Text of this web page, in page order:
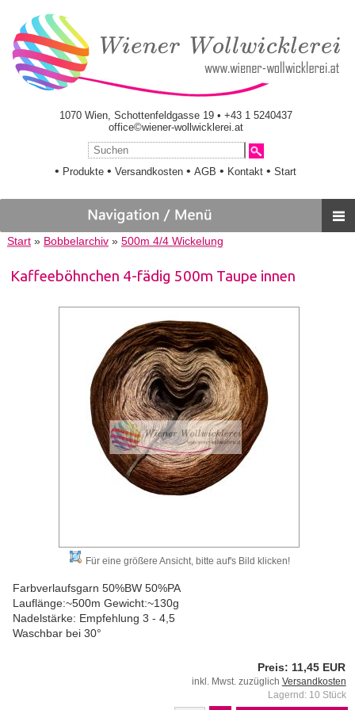
1070 Wien, Schottenfeldgasse 19 • +43 1 5240437
office©wiener-wollwicklerei.at
• Produkte •Versandkosten •AGB • Kontakt •Start
Start» Bobbelarchiv» 500m 4/4 Wickelung
Kaffeeböhnchen 4-fädig 500m Taupe innen
Für eine größere Ansicht, bitte auf's Bild klicken!
Farbverlaufsgarn 50%BW 50%PA
Lauflänge:~500m Gewicht:~130g
Nadelstärke: Empfehlung 3 - 4,5
Waschbar bei 30°
Preis: 11,45 EUR
inkl. Mwst. zuzüglich Versandkosten
Lagernd: 10 Stück